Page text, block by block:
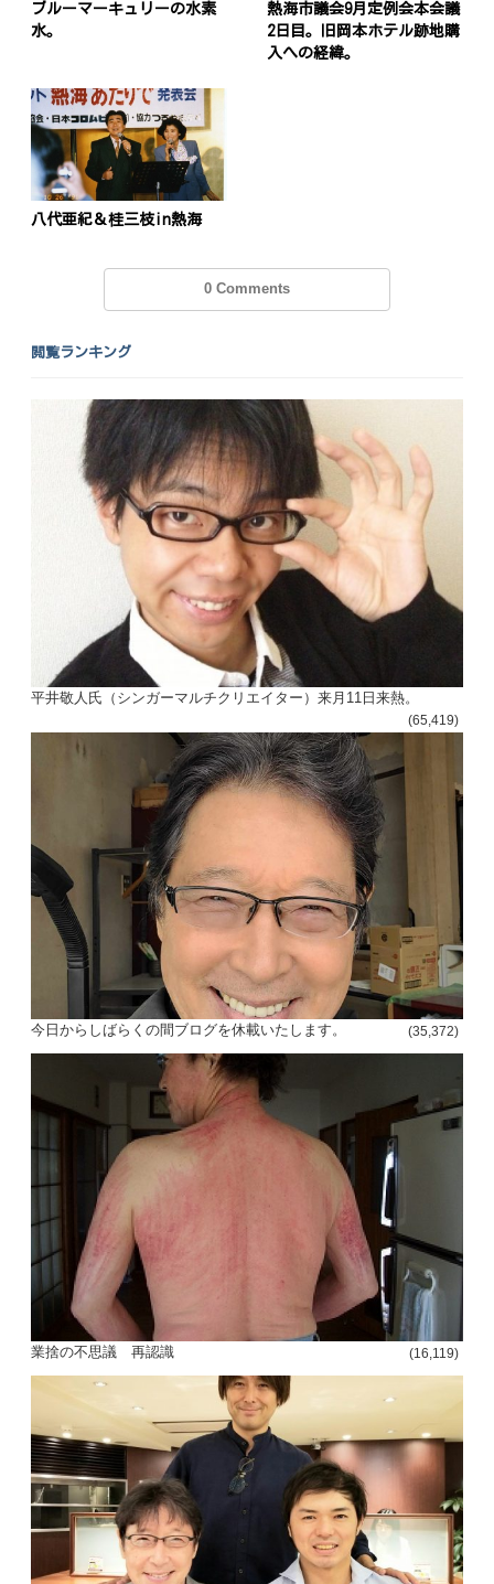
ブルーマーキュリーの水素
水。
熱海市議会9月定例会本会議
2日目。旧岡本ホテル跡地購
入への経緯。
八代亜紀＆桂三枝in熱海
0 Comments
閲覧ランキング
平井敬人氏（シンガーマルチクリエイター）来月11日来熱。
(65,419)
今日からしばらくの間ブログを休載いたします。 (35,372)
業捨の不思議 再認識 (16,119)